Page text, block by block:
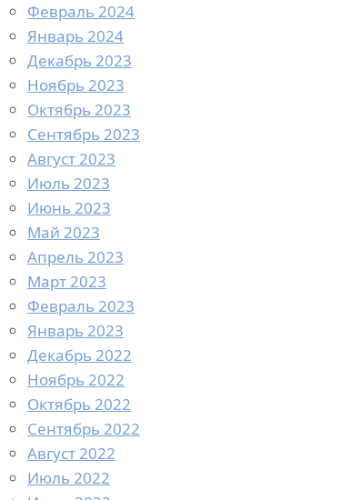
Февраль 2024
Январь 2024
Декабрь 2023
Ноябрь 2023
Октябрь 2023
Сентябрь 2023
Август 2023
Июль 2023
Июнь 2023
Май 2023
Апрель 2023
Март 2023
Февраль 2023
Январь 2023
Декабрь 2022
Ноябрь 2022
Октябрь 2022
Сентябрь 2022
Август 2022
Июль 2022